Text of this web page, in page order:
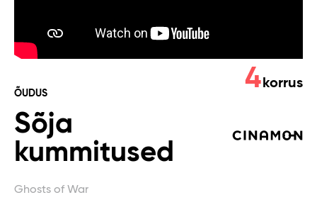
ÕUDUS
Sõja
kummitused
Ghosts of War
4 korrus